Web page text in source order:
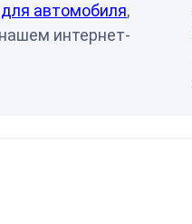
автомобиля,
интернет-